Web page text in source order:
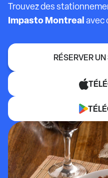
Trouvez des
Impasto Montrealavec
RÉSERVER